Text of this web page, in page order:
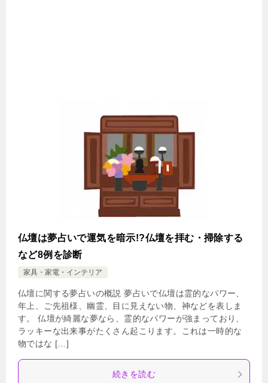
仏壇は夢占いで運気を暗示!?仏壇を拝む・掃除する
など8例を診断
家具・家電・インテリア
仏壇に関する夢占いの概説 夢占いで仏壇は霊的なパワー、
年上、ご先祖様、幽霊、目に見えない物、神などを表しま
す。 仏壇が綺麗な夢なら、霊的なパワーが強まっており、
ラッキーな出来事がたくさん起こります。これは一時的な
物ではな […]
続きを読む